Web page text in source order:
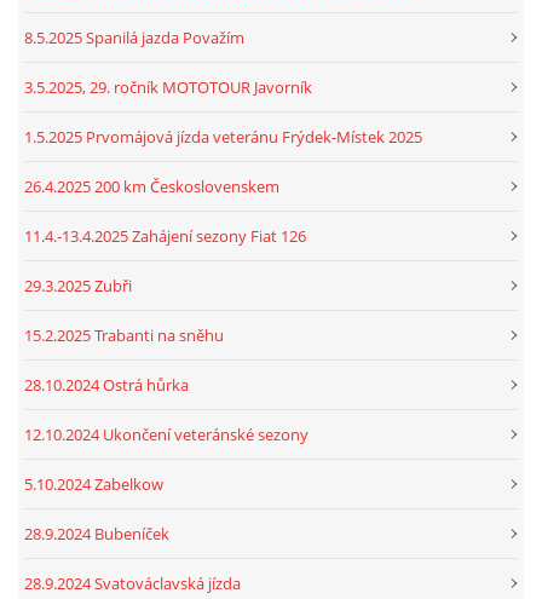
8.5.2025 Spanilá jazda Považím
3.5.2025, 29. ročník MOTOTOUR Javorník
1.5.2025 Prvomájová jízda veteránu Frýdek-Místek 2025
26.4.2025 200 km Československem
11.4.-13.4.2025 Zahájení sezony Fiat 126
29.3.2025 Zubři
15.2.2025 Trabanti na sněhu
28.10.2024 Ostrá hůrka
12.10.2024 Ukončení veteránské sezony
5.10.2024 Zabelkow
28.9.2024 Bubeníček
28.9.2024 Svatováclavská jízda